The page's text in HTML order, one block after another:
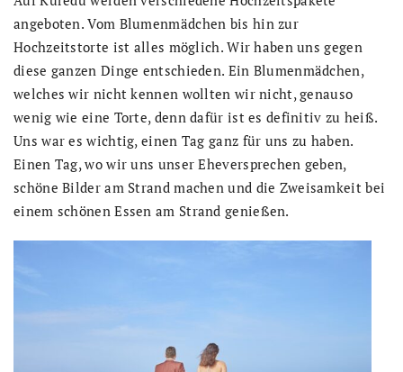
angeboten. Vom Blumenmädchen bis hin zur
Hochzeitstorte ist alles möglich. Wir haben uns gegen
diese ganzen Dinge entschieden. Ein Blumenmädchen,
welches wir nicht kennen wollten wir nicht, genauso
wenig wie eine Torte, denn dafür ist es definitiv zu heiß.
Uns war es wichtig, einen Tag ganz für uns zu haben.
Einen Tag, wo wir uns unser Eheversprechen geben,
schöne Bilder am Strand machen und die Zweisamkeit bei
einem schönen Essen am Strand genießen.